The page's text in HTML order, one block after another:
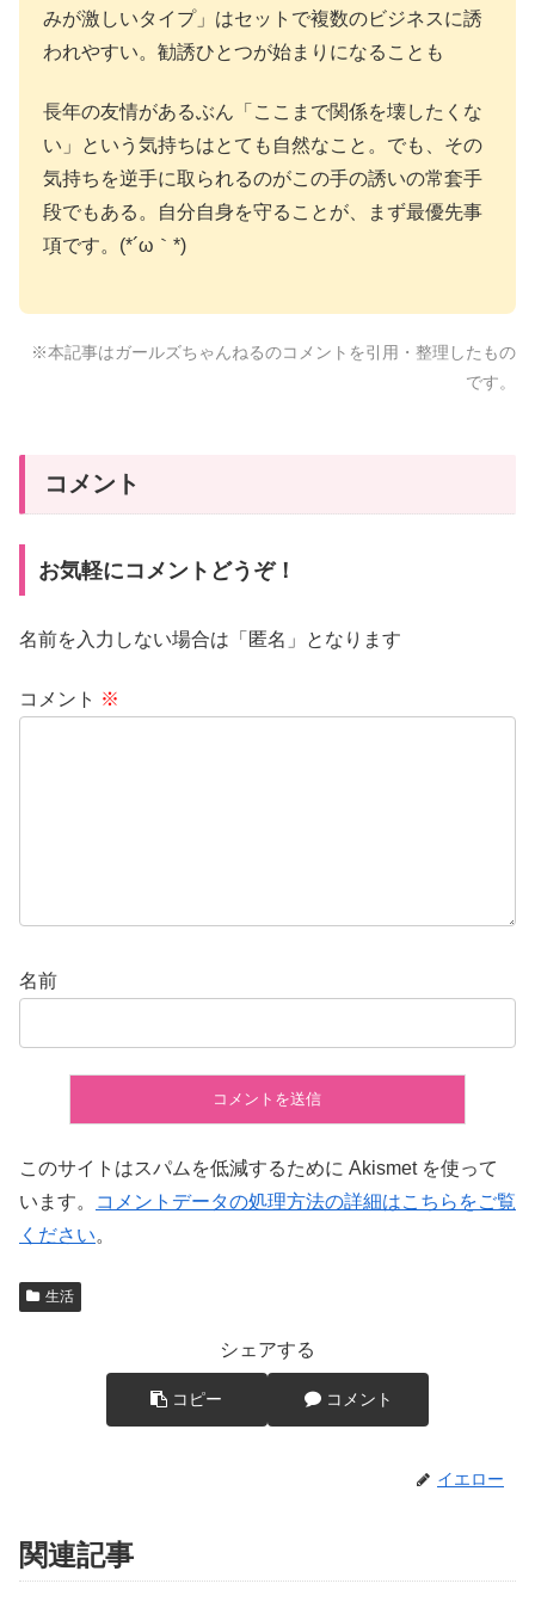
みが激しいタイプ」はセットで複数のビジネスに誘
われやすい。勧誘ひとつが始まりになることも
長年の友情があるぶん「ここまで関係を壊したくな
い」という気持ちはとても自然なこと。でも、その
気持ちを逆手に取られるのがこの手の誘いの常套手
段でもある。自分自身を守ることが、まず最優先事
項です。(*´ω｀*)
※本記事はガールズちゃんねるのコメントを引用・整理したもの
です。
コメント
お気軽にコメントどうぞ！
名前を入力しない場合は「匿名」となります
コメント ※
名前
このサイトはスパムを低減するために Akismet を使って
います。
コメントデータの処理方法の詳細はこちらをご覧
ください。
生活
シェアする
コピー コメント
イエロー
関連記事